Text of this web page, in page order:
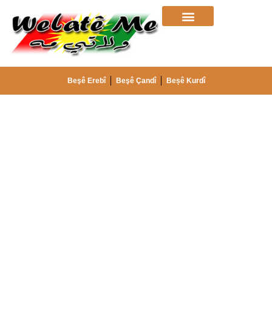
Beşê Erebî Beşê Çandî Beșê Kurdî